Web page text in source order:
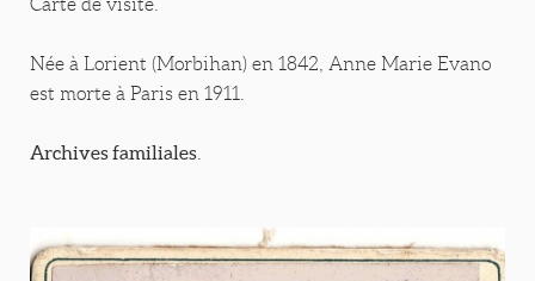
Carte de visite.
Née à Lorient (Morbihan) en 1842, Anne Marie Evano
est morte à Paris en 1911.
Archives familiales